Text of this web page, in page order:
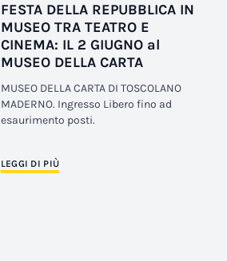
FESTA DELLA REPUBBLICA IN
MUSEO TRA TEATRO E
CINEMA: IL 2 GIUGNO al
MUSEO DELLA CARTA
MUSEO DELLA CARTA DI TOSCOLANO
MADERNO. Ingresso Libero fino ad
esaurimento posti.
LEGGI DI PIÙ